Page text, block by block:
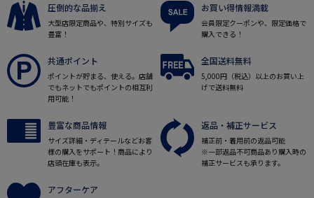
圧倒的な品揃え
大型店限定商品や、特別サイズも
豊富！
お買い得情報満載
会員限定クーポンや、限定価格で
購入できる！
共通ポイント
ポイントが貯まる、使える。店舗
でもネットでもポイントの相互利
用可能！
全国送料無料
5,000円（税込）以上のお買い上
げで送料無料
豊富な商品情報
サイズ詳細・ディテールなどお客
様の購入をサポート！商品により
店頭在庫も表示。
返品・補正サービス
補正前・着用前の返品可能
※一部返品不可商品あり購入時の
補正サービスも承ります。
アフターケア